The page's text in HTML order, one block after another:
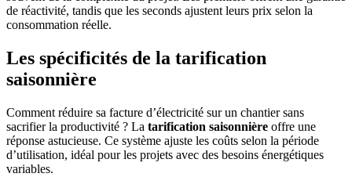
de réactivité, tandis que les seconds ajustent leurs prix selon la
consommation réelle.
Les spécificités de la tarification
saisonnière
Comment réduire sa facture d’électricité sur un chantier sans
sacrifier la productivité ? La tarification saisonnière offre une
réponse astucieuse. Ce système ajuste les coûts selon la période
d’utilisation, idéal pour les projets avec des besoins énergétiques
variables.